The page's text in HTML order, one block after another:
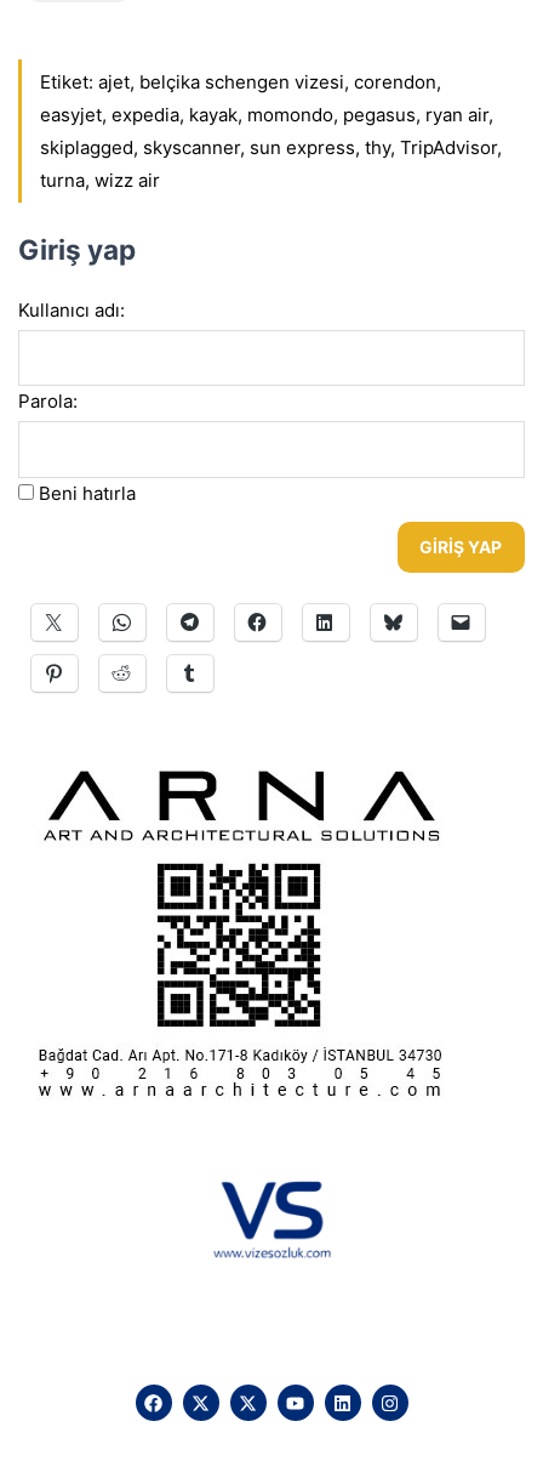
Etiket: ajet, belçika schengen vizesi, corendon,
easyjet, expedia, kayak, momondo, pegasus, ryan air,
skiplagged, skyscanner, sun express, thy, TripAdvisor,
turna, wizz air
Giriş yap
Kullanıcı adı:
Parola:
Beni hatırla
GIRIŞ YAP